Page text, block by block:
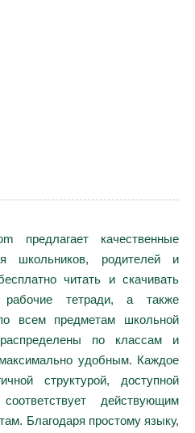
предлагает качественные
школьников, родителей и
читать и скачивать
рабочие тетради, а также
всем предметам школьной
по классам и
удобным. Каждое
структурой, доступной
действующим
Благодаря простому языку,